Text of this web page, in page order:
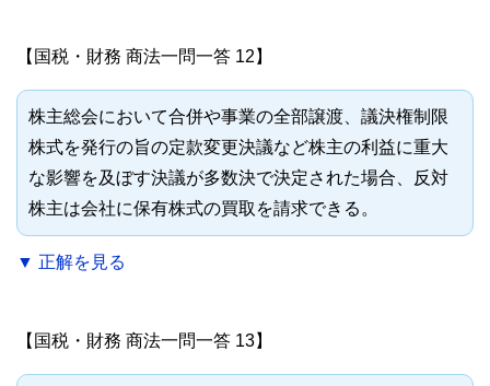
【国税・財務 商法一問一答 12】
株主総会において合併や事業の全部譲渡、議決権制限
株式を発行の旨の定款変更決議など株主の利益に重大
な影響を及ぼす決議が多数決で決定された場合、反対
株主は会社に保有株式の買取を請求できる。
▼ 正解を見る
【国税・財務 商法一問一答 13】